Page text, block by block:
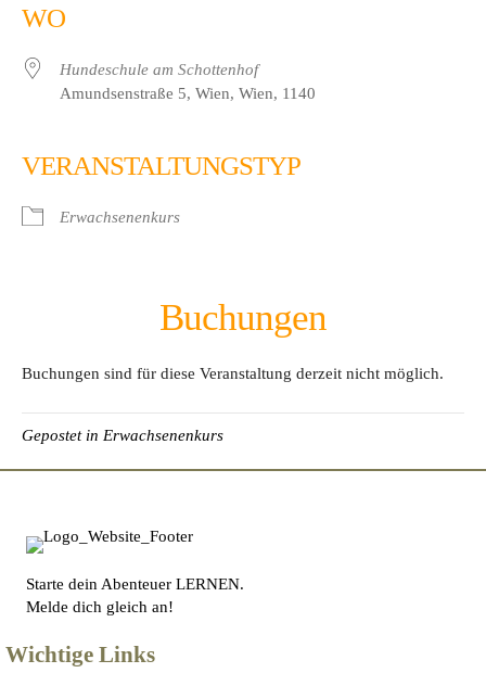
WO
Hundeschule am Schottenhof
Amundsenstraße 5, Wien, Wien, 1140
VERANSTALTUNGSTYP
Erwachsenenkurs
Buchungen
Buchungen sind für diese Veranstaltung derzeit nicht möglich.
Gepostet in Erwachsenenkurs
Starte dein Abenteuer LERNEN.
Melde dich gleich an!
Wichtige Links